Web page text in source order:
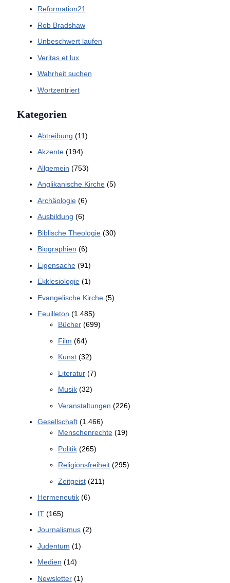
Reformation21
Rob Bradshaw
Unbeschwert laufen
Veritas et lux
Wahrheit suchen
Wortzentriert
Kategorien
Abtreibung (11)
Akzente(194)
Allgemein (753)
Anglikanische Kirche(5)
Archäologie(6)
Ausbildung (6)
Biblische Theologie(30)
Biographien (6)
Eigensache(91)
Ekklesiologie(1)
Evangelische Kirche(5)
Feuilleton (1.485)
Bücher(699)
Film (64)
Kunst(32)
Literatur(7)
Musik(32)
Veranstaltungen (226)
Gesellschaft(1.466)
Menschenrechte(19)
Politik(265)
Religionsfreiheit(295)
Zeitgeist(211)
Hermeneutik(6)
IT(165)
Journalismus(2)
Judentum (1)
Medien (14)
Newsletter(1)